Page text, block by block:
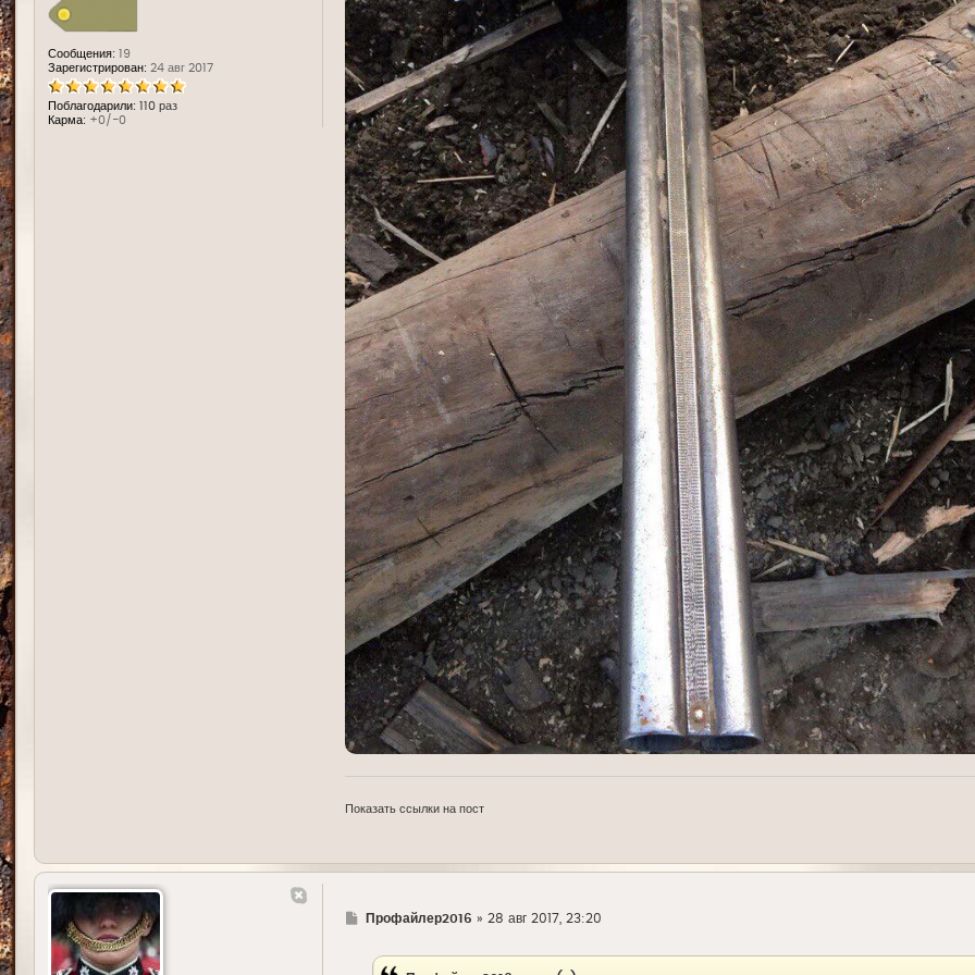
Сообщения: 19
Зарегистрирован: 24 авг 2017
Поблагодарили: 110 раз
Карма: +0/-0
Показать ссылки на пост
ГПрофайлер2016 » 28 авг 2017, 23:20